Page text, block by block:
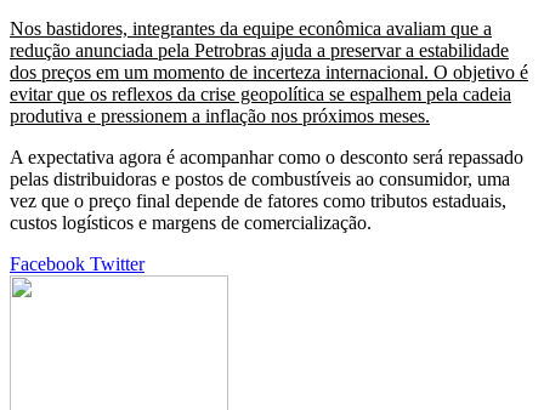
Nos bastidores, integrantes da equipe econômica avaliam que a
redução anunciada pela Petrobras ajuda a preservar a estabilidade
dos preços em um momento de incerteza internacional. O objetivo é
evitar que os reflexos da crise geopolítica se espalhem pela cadeia
produtiva e pressionem a inflação nos próximos meses.
A expectativa agora é acompanhar como o desconto será repassado
pelas distribuidoras e postos de combustíveis ao consumidor, uma
vez que o preço final depende de fatores como tributos estaduais,
custos logísticos e margens de comercialização.
Facebook TwitterGoogle+
LinkedIn
StumbleUpon
Tumblr
Pinterest
Reddit
VKontakte
Share
Print